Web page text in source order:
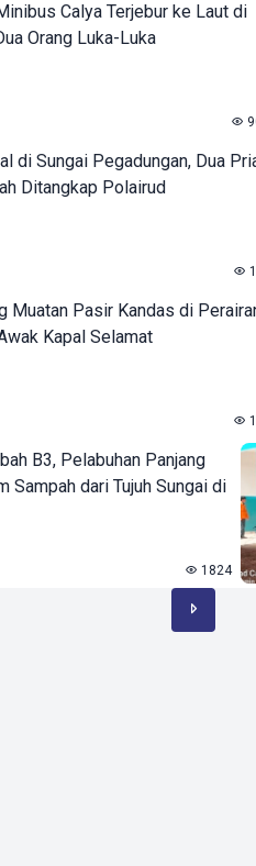
Calya Terjebur ke Laut di
Orang Luka-Luka
di Sungai Pegadungan, Dua
Ditangkap Polairud
Muatan Pasir Kandas di
Kapal Selamat
B3, Pelabuhan Panjang
Sampah dari Tujuh Sungai di
1824